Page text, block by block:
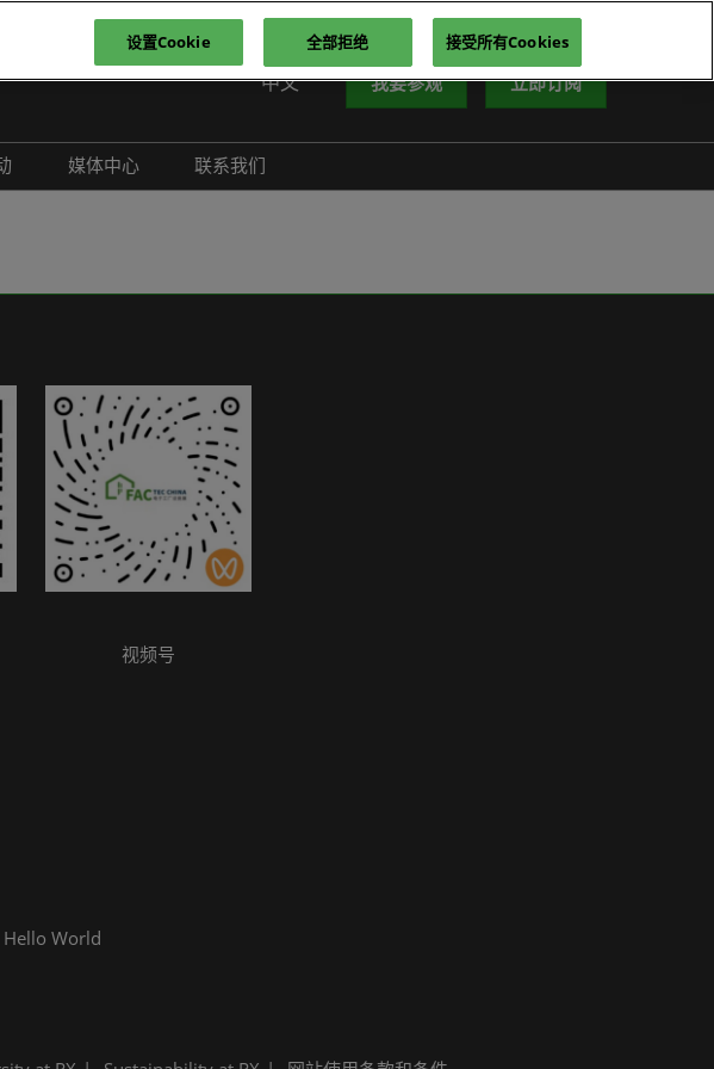
中文
English
Tiếng Việt
我要参观 立即订阅
赛事
媒体中心
行业新闻
联系我们
视频号
World
设置Cookie 全部拒绝 接受所有Cookies